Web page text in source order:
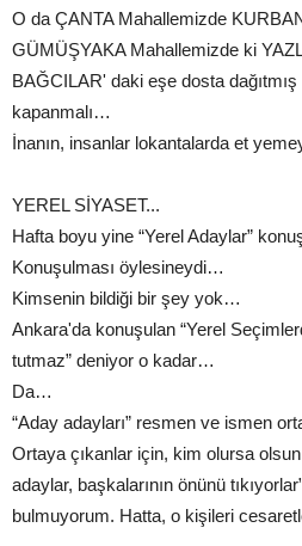
O da ÇANTA Mahallemizde
GÜMÜŞYAKA Mahallemizde ki
BAĞCILAR' daki eşe dosta
kapanmalı…
İnanın, insanlar lokantalarda et
YEREL SİYASET...
Hafta boyu yine “Yerel Adaylar”
Konuşulması öylesineydi…
Kimsenin bildiği bir şey yok…
Ankara'da konuşulan “Yerel
tutmaz” deniyor o kadar…
Da…
“Aday adayları” resmen ve ismen
Ortaya çıkanlar için, kim olursa
adaylar, başkalarının önünü
bulmuyorum. Hatta, o kişileri